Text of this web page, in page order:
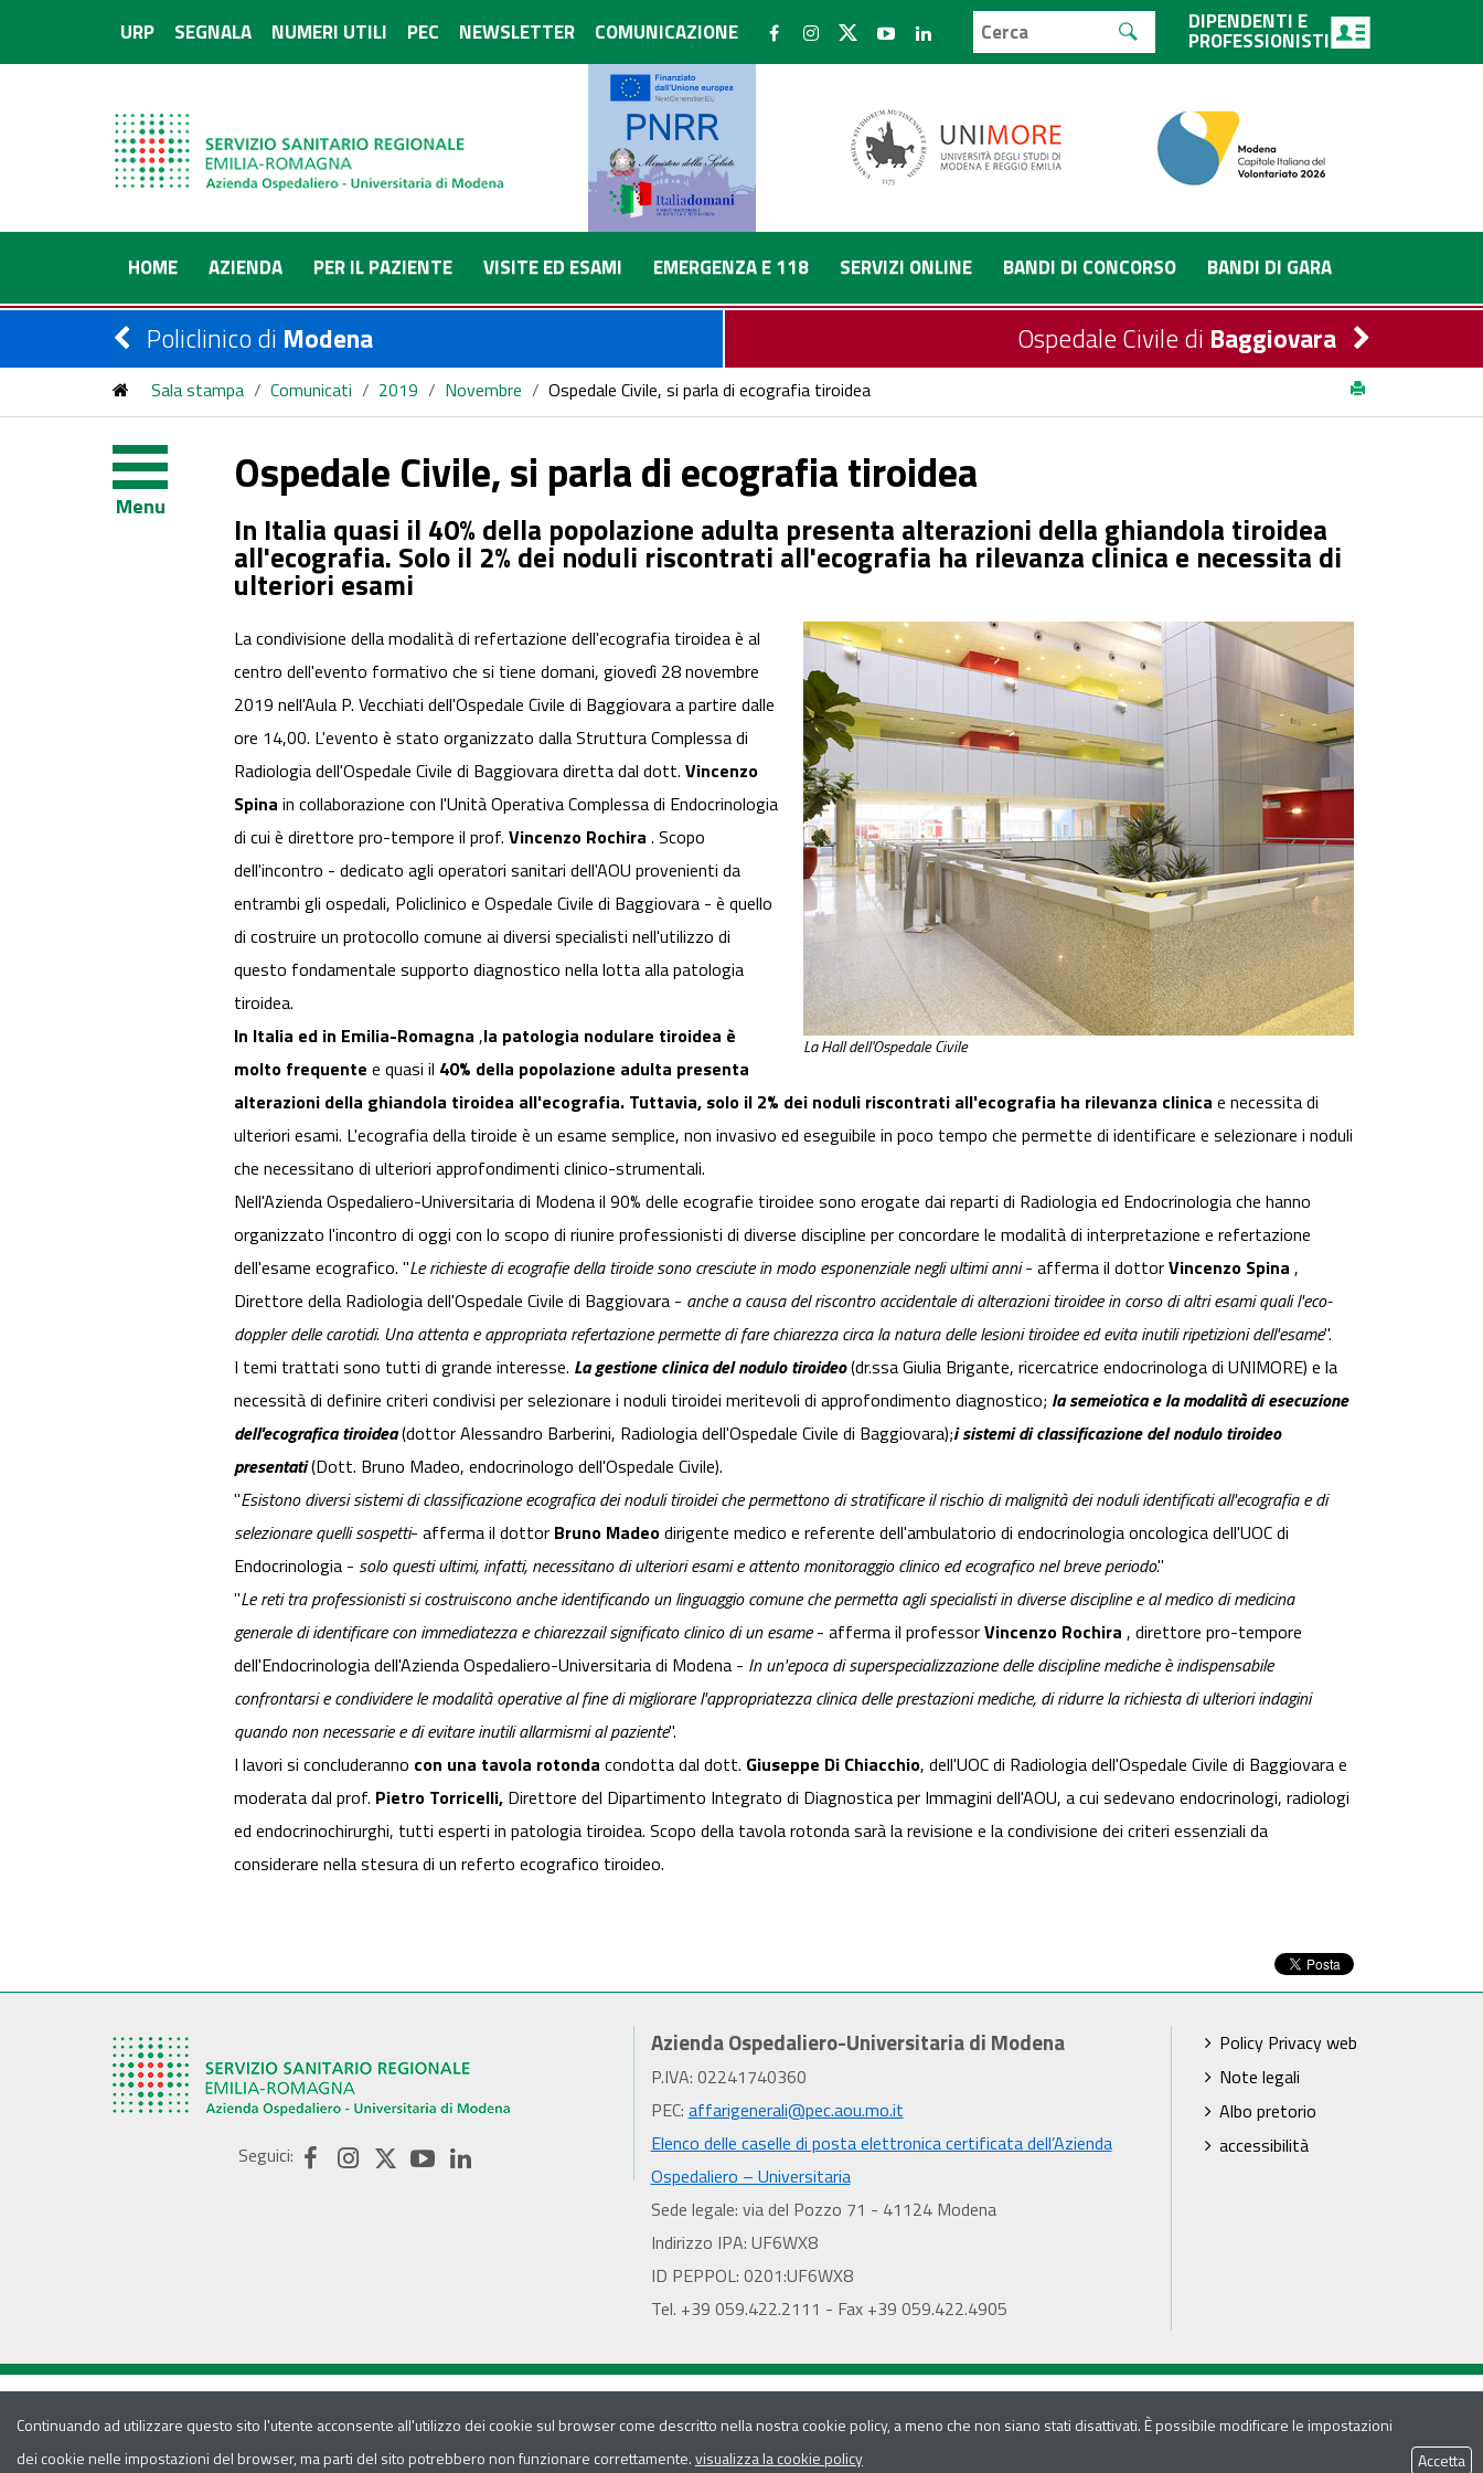
URP SEGNALA NUMERI UTILI PEC NEWSLETTER COMUNICAZIONE DIPENDENTI E
PROFESSIONISTI
HOME AZIENDA PER IL PAZIENTE VISITE ED ESAMI EMERGENZA E 118 SERVIZI ONLINE BANDI DI CONCORSO BANDI DI GARA
Policlinico di Modena Ospedale Civile di Baggiovara
Sala stampa / Comunicati / 2019 / Novembre / Ospedale Civile, si parla di ecografia tiroidea
Menu
Ospedale Civile, si parla di ecografia tiroidea
In Italia quasi il 40% della popolazione adulta presenta alterazioni della ghiandola tiroidea
all'ecografia. Solo il 2% dei noduli riscontrati all'ecografia ha rilevanza clinica e necessita di
ulteriori esami
La Hall dell'Ospedale Civile
La condivisione della modalità di refertazione dell'ecografia tiroidea è al
centro dell'evento formativo che si tiene domani, giovedì 28 novembre
2019 nell'Aula P. Vecchiati dell'Ospedale Civile di Baggiovara a partire dalle
ore 14,00. L'evento è stato organizzato dalla Struttura Complessa di
Radiologia dell'Ospedale Civile di Baggiovara diretta dal dott. Vincenzo
Spina in collaborazione con l'Unità Operativa Complessa di Endocrinologia
di cui è direttore pro-tempore il prof. Vincenzo Rochira . Scopo
dell'incontro - dedicato agli operatori sanitari dell'AOU provenienti da
entrambi gli ospedali, Policlinico e Ospedale Civile di Baggiovara - è quello
di costruire un protocollo comune ai diversi specialisti nell'utilizzo di
questo fondamentale supporto diagnostico nella lotta alla patologia
tiroidea.
In Italia ed in Emilia-Romagna ,la patologia nodulare tiroidea è
molto frequente e quasi il 40% della popolazione adulta presenta
alterazioni della ghiandola tiroidea all'ecografia. Tuttavia, solo il 2% dei noduli riscontrati all'ecografia ha rilevanza clinica e necessita di
ulteriori esami. L'ecografia della tiroide è un esame semplice, non invasivo ed eseguibile in poco tempo che permette di identificare e selezionare i noduli
che necessitano di ulteriori approfondimenti clinico-strumentali.
Nell'Azienda Ospedaliero-Universitaria di Modena il 90% delle ecografie tiroidee sono erogate dai reparti di Radiologia ed Endocrinologia che hanno
organizzato l'incontro di oggi con lo scopo di riunire professionisti di diverse discipline per concordare le modalità di interpretazione e refertazione
dell'esame ecografico. "Le richieste di ecografie della tiroide sono cresciute in modo esponenziale negli ultimi anni- afferma il dottorVincenzo Spina ,
Direttore della Radiologia dell'Ospedale Civile di Baggiovara - anche a causa del riscontro accidentale di alterazioni tiroidee in corso di altri esami quali l'eco-
doppler delle carotidi. Una attenta e appropriata refertazione permette di fare chiarezza circa la natura delle lesioni tiroidee ed evita inutili ripetizioni dell'esame".
I temi trattati sono tutti di grande interesse. La gestione clinica del nodulo tiroideo(dr.ssa Giulia Brigante, ricercatrice endocrinologa di UNIMORE) e la
necessità di definire criteri condivisi per selezionare i noduli tiroidei meritevoli di approfondimento diagnostico; la semeiotica e la modalità di esecuzione
dell'ecografica tiroidea(dottor Alessandro Barberini, Radiologia dell'Ospedale Civile di Baggiovara);i sistemi di classificazione del nodulo tiroideo
presentati(Dott. Bruno Madeo, endocrinologo dell'Ospedale Civile).
"Esistono diversi sistemi di classificazione ecografica dei noduli tiroidei che permettono di stratificare il rischio di malignità dei noduli identificati all'ecografia e di
selezionare quelli sospetti- afferma il dottor Bruno Madeodirigente medico e referente dell'ambulatorio di endocrinologia oncologica dell'UOC di
Endocrinologia - solo questi ultimi, infatti, necessitano di ulteriori esami e attento monitoraggio clinico ed ecografico nel breve periodo."
"Le reti tra professionisti si costruiscono anche identificando un linguaggio comune che permetta agli specialisti in diverse discipline e al medico di medicina
generale di identificare con immediatezza e chiarezzail significato clinico di un esame- afferma il professorVincenzo Rochira , direttore pro-tempore
dell'Endocrinologia dell'Azienda Ospedaliero-Universitaria di Modena - In un'epoca di superspecializzazione delle discipline mediche è indispensabile
confrontarsi e condividere le modalità operative al fine di migliorare l'appropriatezza clinica delle prestazioni mediche, di ridurre la richiesta di ulteriori indagini
quando non necessarie e di evitare inutili allarmismi al paziente".
I lavori si concluderanno con una tavola rotonda condotta dal dott. Giuseppe Di Chiacchio, dell'UOC di Radiologia dell'Ospedale Civile di Baggiovara e
moderata dal prof. Pietro Torricelli, Direttore del Dipartimento Integrato di Diagnostica per Immagini dell'AOU, a cui sedevano endocrinologi, radiologi
ed endocrinochirurghi, tutti esperti in patologia tiroidea. Scopo della tavola rotonda sarà la revisione e la condivisione dei criteri essenziali da
considerare nella stesura di un referto ecografico tiroideo.
Seguici:
Azienda Ospedaliero-Universitaria di Modena
P.IVA: 02241740360
PEC: affarigenerali@pec.aou.mo.it
Elenco delle caselle di posta elettronica certificata dell’Azienda
Ospedaliero – Universitaria
Sede legale: via del Pozzo 71 - 41124 Modena
Indirizzo IPA: UF6WX8
ID PEPPOL: 0201:UF6WX8
Tel. +39 059.422.2111 - Fax +39 059.422.4905
Policy Privacy web
Note legali
Albo pretorio
accessibilità
Continuando ad utilizzare questo sito l'utente acconsente all'utilizzo dei cookie sul browser come descritto nella nostra cookie policy, a meno che non siano stati disattivati. È possibile modificare le impostazioni
dei cookie nelle impostazioni del browser, ma parti del sito potrebbero non funzionare correttamente.visualizza la cookie policy Accetta